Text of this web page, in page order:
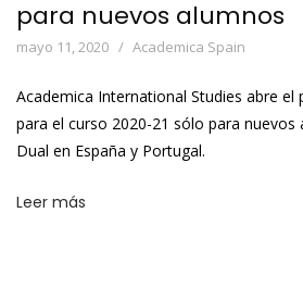
para nuevos alumnos
mayo 11, 2020 Academica Spain
Academica International Studies abre el
para el curso 2020-21 sólo para nuevos
Dual en España y Portugal.
Leer más